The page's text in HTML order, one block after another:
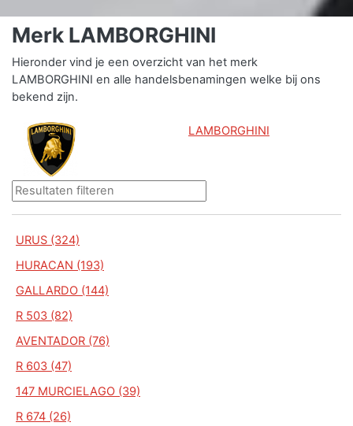
Merk LAMBORGHINI
Hieronder vind je een overzicht van het merk
LAMBORGHINI en alle handelsbenamingen welke bij ons
bekend zijn.
LAMBORGHINI
URUS (324)
HURACAN (193)
GALLARDO (144)
R 503 (82)
AVENTADOR (76)
R 603 (47)
147 MURCIELAGO (39)
R 674 (26)